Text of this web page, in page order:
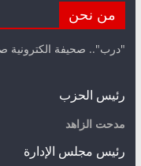
من نحن
"درب".. صحيفة الكترونية
رئيس الحزب
مدحت الزاهد
رئيس مجلس الإدارة